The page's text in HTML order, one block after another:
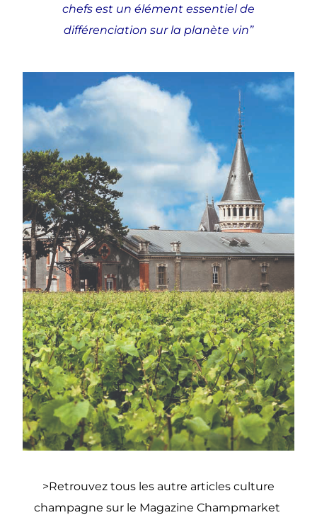
chefs est un élément essentiel de
différenciation sur la planète vin”
>Retrouvez tous les autre articles culture
champagne sur le Magazine Champmarket